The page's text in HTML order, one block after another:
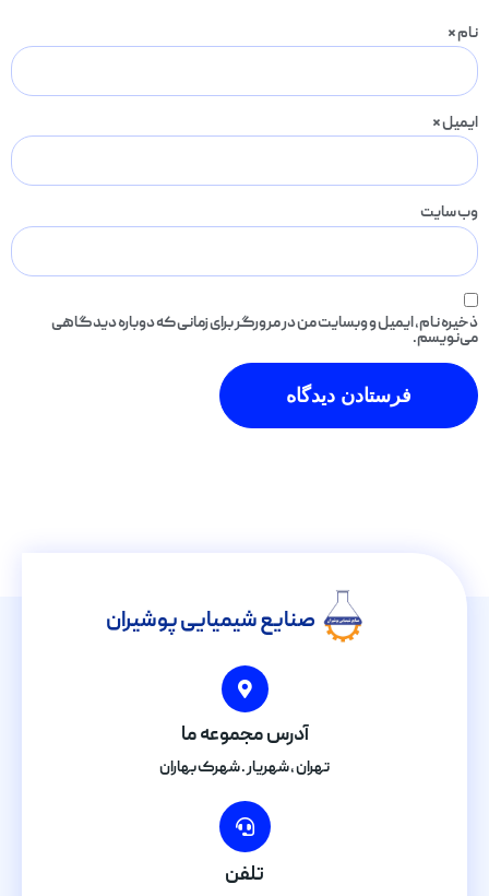
نام*
ایمیل*
وب‌ سایت
ذخیره نام، ایمیل و وبسایت من در مرورگر برای زمانی که دوباره دیدگاهی
می‌نویسم.
صنایع شیمیایی پوشیران
آدرس مجموعه ما
تهران , شهریار . شهرک بهاران
تلفن